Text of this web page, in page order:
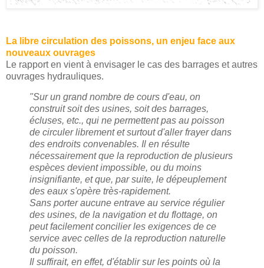
La libre circulation des poissons, un enjeu face aux
nouveaux ouvrages
Le rapport en vient à envisager le cas des barrages et autres
ouvrages hydrauliques.
"Sur un grand nombre de cours d'eau, on
construit soit des usines, soit des barrages,
écluses, etc., qui ne permettent pas au poisson
de circuler librement et surtout d'aller frayer dans
des endroits convenables. Il en résulte
nécessairement que la reproduction de plusieurs
espèces devient impossible, ou du moins
insignifiante, et que, par suite, le dépeuplement
des eaux s'opère très-rapidement.
Sans porter aucune entrave au service régulier
des usines, de la navigation et du flottage, on
peut facilement concilier les exigences de ce
service avec celles de la reproduction naturelle
du poisson.
Il suffirait, en effet, d'établir sur les points où la